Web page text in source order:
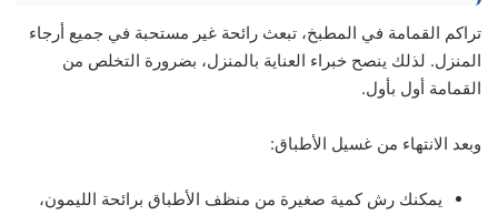
تراكم القمامة في المطبخ، تبعث رائحة غير مستحبة في جميع أرجاء
المنزل. لذلك ينصح خبراء العناية بالمنزل، بضرورة التخلص من
القمامة أول بأول.
وبعد الانتهاء من غسيل الأطباق:
يمكنك رش كمية صغيرة من منظف الأطباق برائحة الليمون،